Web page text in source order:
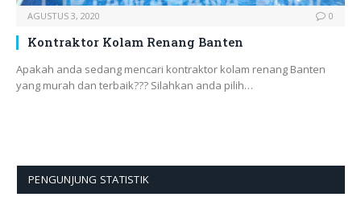
AGUSTUS 3, 2020 0
Kontraktor Kolam Renang Banten
Apakah anda sedang mencari kontraktor kolam renang Banten
yang murah dan terbaik??? Silahkan anda pilih…
PENGUNJUNG STATISTIK